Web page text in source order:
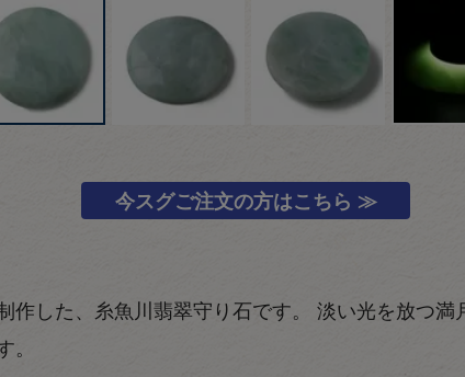
今スグご注文の方はこちら ≫
作した、糸魚川翡翠守り石です。 淡い光を放つ満